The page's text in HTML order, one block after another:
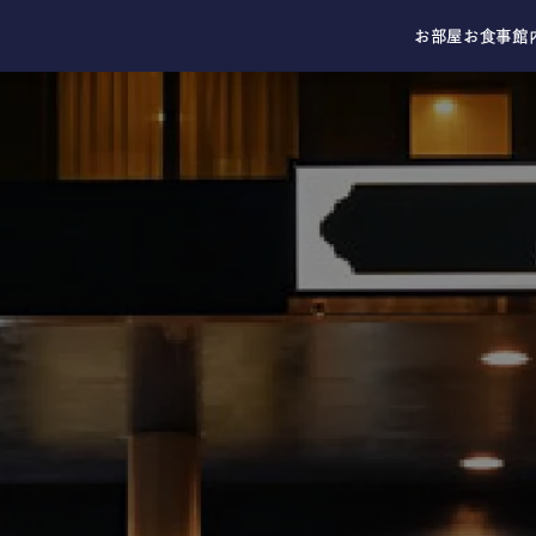
お部屋お食事館